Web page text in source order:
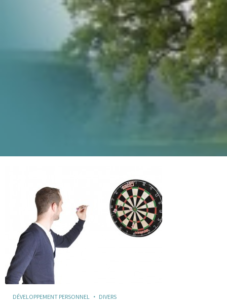
DÉVELOPPEMENT PERSONNEL DIVERS